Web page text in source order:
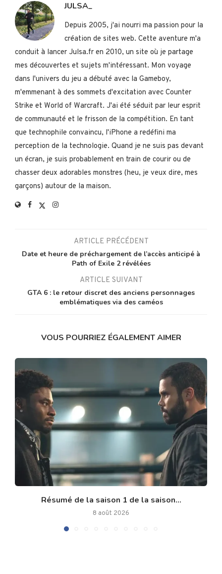
JULSA_
Depuis 2005, j'ai nourri ma passion pour la
création de sites web. Cette aventure m'a
conduit à lancer Julsa.fr en 2010, un site où je partage
mes découvertes et sujets m'intéressant. Mon voyage
dans l'univers du jeu a débuté avec la Gameboy,
m'emmenant à des sommets d'excitation avec Counter
Strike et World of Warcraft. J'ai été séduit par leur esprit
de communauté et le frisson de la compétition. En tant
que technophile convaincu, l'iPhone a redéfini ma
perception de la technologie. Quand je ne suis pas devant
un écran, je suis probablement en train de courir ou de
chasser deux adorables monstres (heu, je veux dire, mes
garçons) autour de la maison.
ARTICLE PRÉCÉDENT
Date et heure de préchargement de l’accès anticipé à
Path of Exile 2 révélées
ARTICLE SUIVANT
GTA 6 : le retour discret des anciens personnages
emblématiques via des caméos
VOUS POURRIEZ ÉGALEMENT AIMER
Résumé de la saison 1 de la saison...
8 août 2026